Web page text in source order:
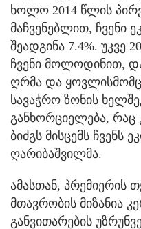
ხოლო 2014 წლის
მაჩვენებლით, ჩვენი
შეადგინა 7.4%. უკვე
ჩვენი მოლოდინით,
ღრმა და
სავაჭრო ზონის
განხორციელება,
ბიძგს მისცემს ჩვენს
ღარიბაშვილმა.
ამასთან, პრემიერის
მთავრობის მიზანია
განვითარების